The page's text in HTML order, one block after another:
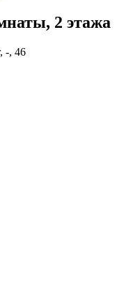
2 этажа
-, 46